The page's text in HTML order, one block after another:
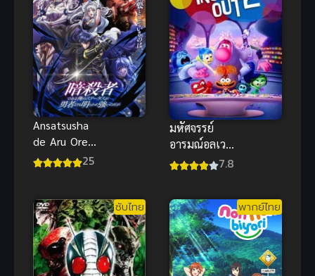
Ansatsusha
de Aru Ore
no Status ga
25
มหัศจรรย์
อารมณ์อลเวง
2 (2024) 7.8
ซับไทย พากย์ไทย